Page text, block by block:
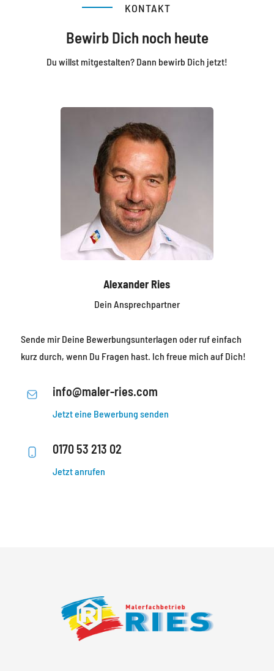
KONTAKT
Bewirb Dich noch heute
Du willst mitgestalten? Dann bewirb Dich jetzt!
Alexander Ries
Dein Ansprechpartner
Sende mir Deine Bewerbungsunterlagen oder ruf einfach
kurz durch, wenn Du Fragen hast. Ich freue mich auf Dich!
info@maler-ries.com
Jetzt eine Bewerbung senden
0170 53 213 02
Jetzt anrufen